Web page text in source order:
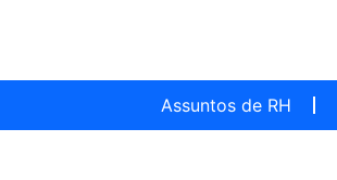
Assuntos de RH